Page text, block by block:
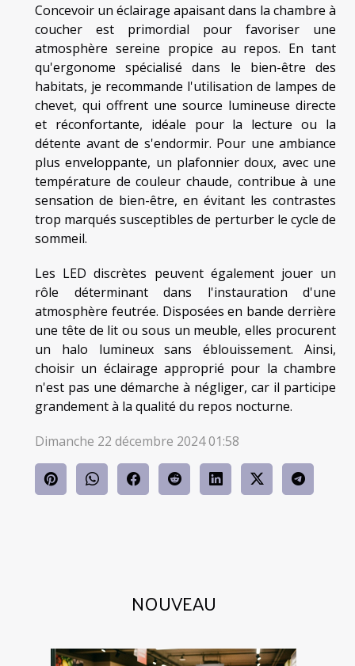
NOUVEAU
Concevoir un éclairage apaisant dans la chambre à
coucher est primordial pour favoriser une
atmosphère sereine propice au repos. En tant
qu'ergonome spécialisé dans le bien-être des
habitats, je recommande l'utilisation de lampes de
chevet, qui offrent une source lumineuse directe
et réconfortante, idéale pour la lecture ou la
détente avant de s'endormir. Pour une ambiance
plus enveloppante, un plafonnier doux, avec une
température de couleur chaude, contribue à une
sensation de bien-être, en évitant les contrastes
trop marqués susceptibles de perturber le cycle de
sommeil.
Les LED discrètes peuvent également jouer un
rôle déterminant dans l'instauration d'une
atmosphère feutrée. Disposées en bande derrière
une tête de lit ou sous un meuble, elles procurent
un halo lumineux sans éblouissement. Ainsi,
choisir un éclairage approprié pour la chambre
n'est pas une démarche à négliger, car il participe
grandement à la qualité du repos nocturne.
Dimanche 22 décembre 2024 01:58